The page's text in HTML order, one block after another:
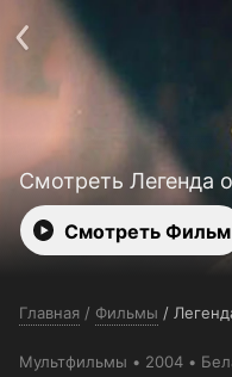
Смотреть Легенда
Смотреть Фильм
Главная / Фильмы /
Мультфильмы 2004
Поддержка:
О сервисе
Политика
Открыть приложение
Установить на ТВ